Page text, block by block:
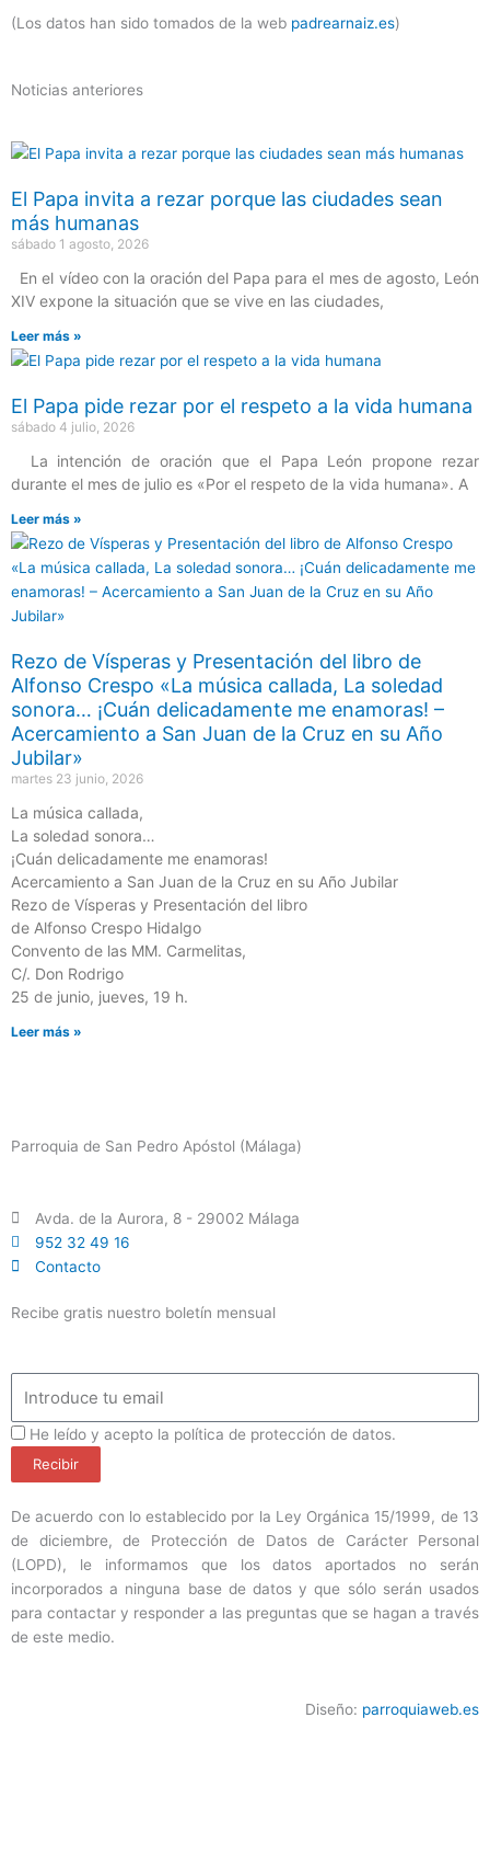
(Los datos han sido tomados de la web padrearnaiz.es)
Noticias anteriores
El Papa invita a rezar porque las ciudades sean
más humanas
sábado 1 agosto, 2026
En el vídeo con la oración del Papa para el mes de agosto, León
XIV expone la situación que se vive en las ciudades,
Leer más »
El Papa pide rezar por el respeto a la vida humana
sábado 4 julio, 2026
La intención de oración que el Papa León propone rezar
durante el mes de julio es «Por el respeto de la vida humana». A
Leer más »
Rezo de Vísperas y Presentación del libro de
Alfonso Crespo «La música callada, La soledad
sonora… ¡Cuán delicadamente me enamoras! –
Acercamiento a San Juan de la Cruz en su Año
Jubilar»
martes 23 junio, 2026
La música callada,
La soledad sonora…
¡Cuán delicadamente me enamoras!
Acercamiento a San Juan de la Cruz en su Año Jubilar
Rezo de Vísperas y Presentación del libro
de Alfonso Crespo Hidalgo
Convento de las MM. Carmelitas,
C/. Don Rodrigo
25 de junio, jueves, 19 h.
Leer más »
Parroquia de San Pedro Apóstol (Málaga)
Avda. de la Aurora, 8 - 29002 Málaga
952 32 49 16
Contacto
Recibe gratis nuestro boletín mensual
ProteccionDatos
He leído y acepto la política de protección de datos.
Recibir
De acuerdo con lo establecido por la Ley Orgánica 15/1999, de 13
de diciembre, de Protección de Datos de Carácter Personal
(LOPD), le informamos que los datos aportados no serán
incorporados a ninguna base de datos y que sólo serán usados
para contactar y responder a las preguntas que se hagan a través
de este medio.
Diseño: parroquiaweb.es